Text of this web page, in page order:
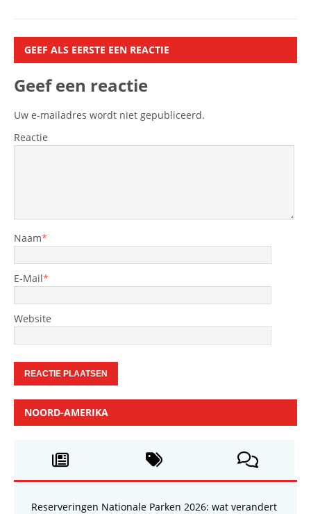
GEEF ALS EERSTE EEN REACTIE
Geef een reactie
Uw e-mailadres wordt niet gepubliceerd.
Reactie
Naam*
E-Mail*
Website
NOORD-AMERIKA
Reserveringen Nationale Parken 2026: wat verandert